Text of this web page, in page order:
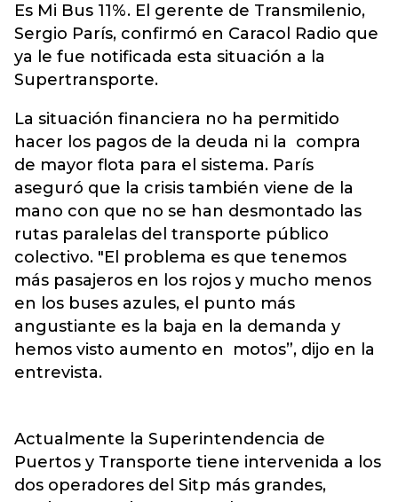
Es Mi Bus 11%. El gerente de Transmilenio,
Sergio París, confirmó en Caracol Radio que
ya le fue notificada esta situación a la
Supertransporte.
La situación financiera no ha permitido
hacer los pagos de la deuda ni la compra
de mayor flota para el sistema. París
aseguró que la crisis también viene de la
mano con que no se han desmontado las
rutas paralelas del transporte público
colectivo. "El problema es que tenemos
más pasajeros en los rojos y mucho menos
en los buses azules, el punto más
angustiante es la baja en la demanda y
hemos visto aumento en motos”, dijo en la
entrevista.
Actualmente la Superintendencia de
Puertos y Transporte tiene intervenida a los
dos operadores del Sitp más grandes,